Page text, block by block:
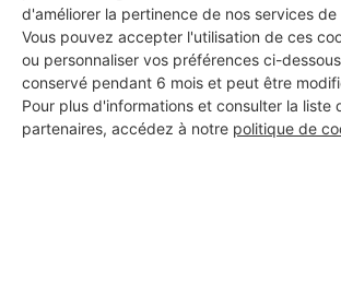
d'améliorer la pertinence de nos services de
Vous pouvez accepter l'utilisation de ces
ou personnaliser vos préférences ci-
conservé pendant 6 mois et peut être
Pour plus d'informations et consulter la liste
partenaires, accédez à notre politique de
Vérifié
8 ans d'expérience
Voir sa fiche